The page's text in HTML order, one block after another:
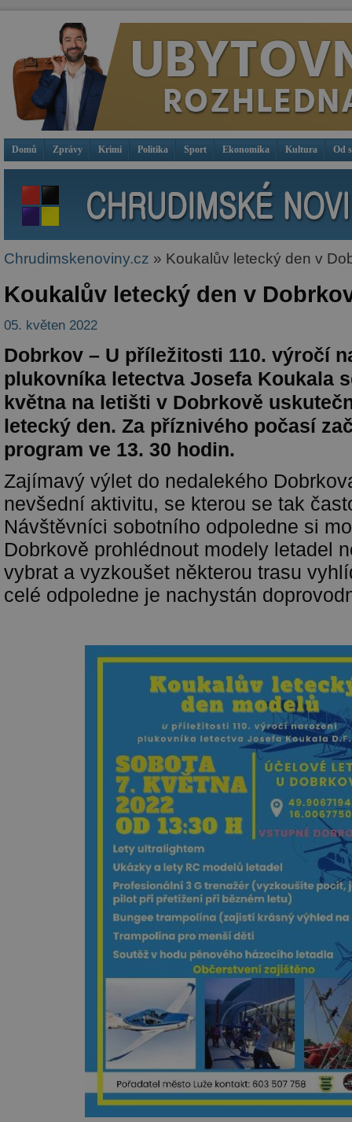
Domů Zprávy Krimi Politika Sport Ekonomika Kultura Od
Chrudimskenoviny.cz » Koukalův letecký den v
Koukalův letecký den v
05. květen 2022
Dobrkov – U příležitosti 110. výročí
plukovníka letectva Josefa Koukala
května na letišti v Dobrkově
letecký den. Za příznivého počasí
program ve 13. 30 hodin.
Zajímavý výlet do nedalekého
nevšední aktivitu, se kterou se tak
Návštěvníci sobotního odpoledne si
Dobrkově prohlédnout modely letadel
vybrat a vyzkoušet některou trasu
celé odpoledne je nachystán